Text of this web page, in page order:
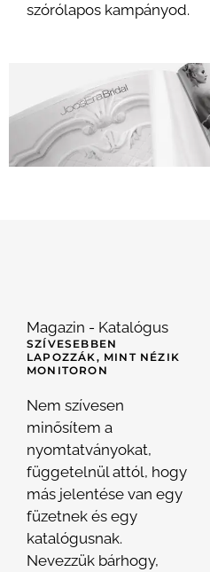
szórólapos kampányod.
Magazin - Katalógus
SZÍVESEBBEN
LAPOZZÁK, MINT NÉZIK
MONITORON
Nem szívesen
minősítem a
nyomtatványokat,
függetelnül attól, hogy
más jelentése van egy
füzetnek és egy
katalógusnak.
Nevezzük bárhogy,